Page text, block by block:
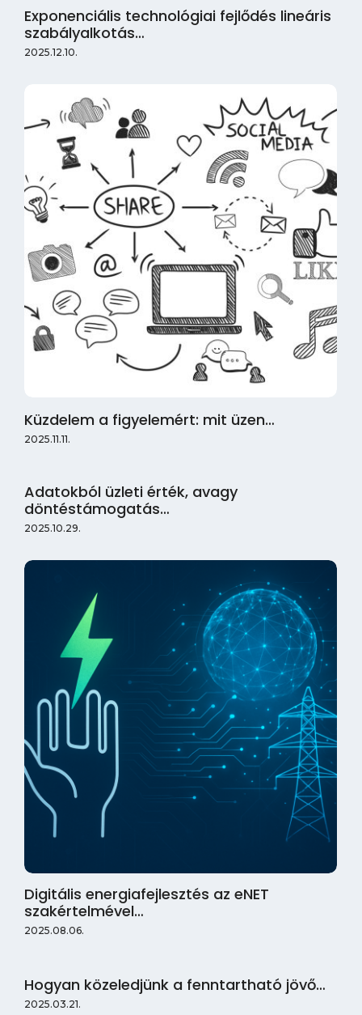
Exponenciális technológiai fejlődés lineáris
szabályalkotás…
2025.12.10.
Küzdelem a figyelemért: mit üzen…
2025.11.11.
Adatokból üzleti érték, avagy
döntéstámogatás…
2025.10.29.
Digitális energiafejlesztés az eNET
szakértelmével…
2025.08.06.
Hogyan közeledjünk a fenntartható jövő…
2025.03.21.